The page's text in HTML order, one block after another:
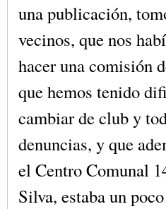
una publicación,
vecinos, que nos
hacer una comisión
que hemos tenido
cambiar de club y
denuncias, y que
el Centro Comunal
Silva, estaba un